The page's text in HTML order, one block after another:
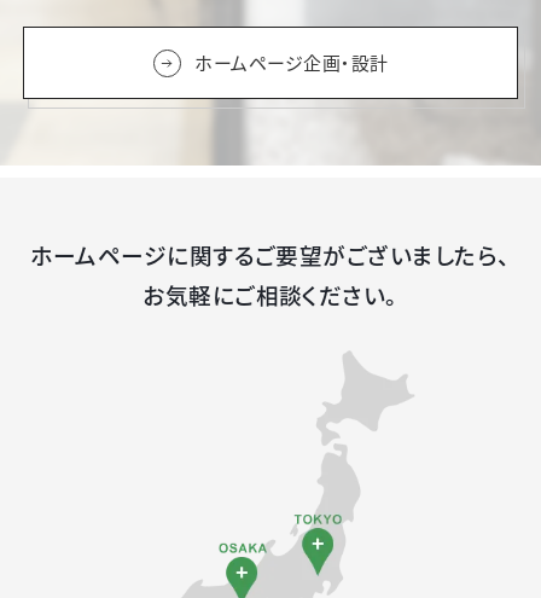
ホームページ企画・設計
ホームページに関するご要望がございましたら、
お気軽にご相談ください。